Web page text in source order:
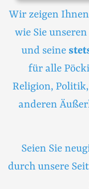
Wir zeigen
wie Sie unseren
und seine
für alle
Religion,
anderen
Seien Sie
durch unsere